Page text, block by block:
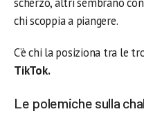
chi scoppia a piangere.
C’è chi la posiziona tra le
TikTok.
Le polemiche sulla